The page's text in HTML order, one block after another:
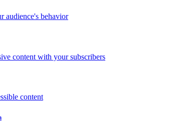
audience's behavior
content with your subscribers
content